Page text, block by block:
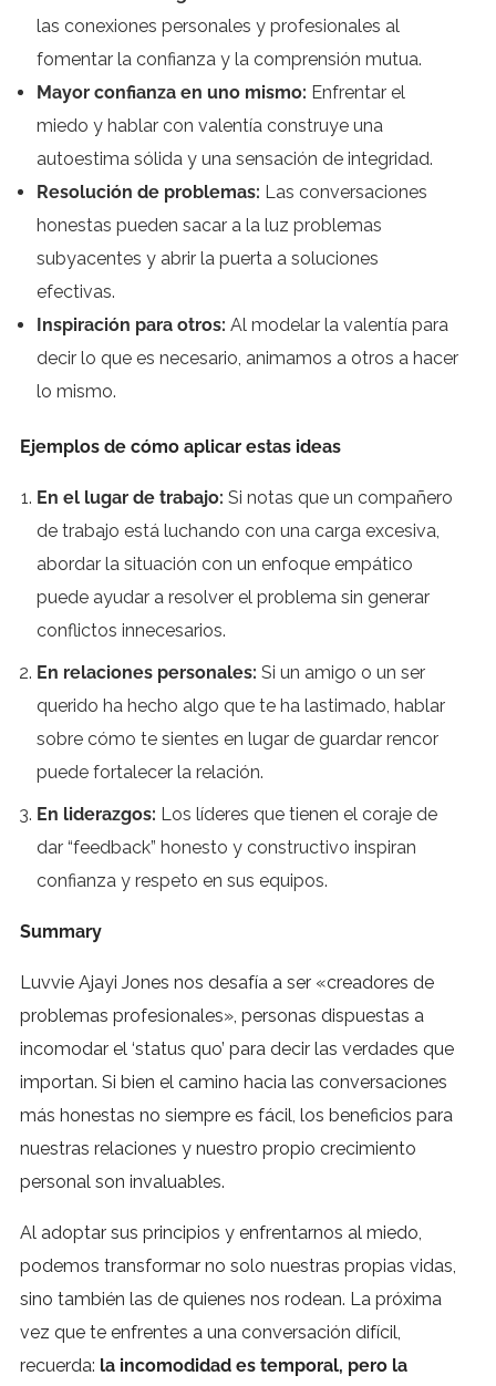
las conexiones personales y profesionales al
fomentar la confianza y la comprensión mutua.
Mayor confianza en uno mismo: Enfrentar el
miedo y hablar con valentía construye una
autoestima sólida y una sensación de integridad.
Resolución de problemas: Las conversaciones
honestas pueden sacar a la luz problemas
subyacentes y abrir la puerta a soluciones
efectivas.
Inspiración para otros: Al modelar la valentía para
decir lo que es necesario, animamos a otros a hacer
lo mismo.
Ejemplos de cómo aplicar estas ideas
En el lugar de trabajo: Si notas que un compañero
de trabajo está luchando con una carga excesiva,
abordar la situación con un enfoque empático
puede ayudar a resolver el problema sin generar
conflictos innecesarios.
En relaciones personales: Si un amigo o un ser
querido ha hecho algo que te ha lastimado, hablar
sobre cómo te sientes en lugar de guardar rencor
puede fortalecer la relación.
En liderazgos: Los líderes que tienen el coraje de
dar “feedback” honesto y constructivo inspiran
confianza y respeto en sus equipos.
Summary
Luvvie Ajayi Jones nos desafía a ser «creadores de
problemas profesionales», personas dispuestas a
incomodar el ‘status quo’ para decir las verdades que
importan. Si bien el camino hacia las conversaciones
más honestas no siempre es fácil, los beneficios para
nuestras relaciones y nuestro propio crecimiento
personal son invaluables.
Al adoptar sus principios y enfrentarnos al miedo,
podemos transformar no solo nuestras propias vidas,
sino también las de quienes nos rodean. La próxima
vez que te enfrentes a una conversación difícil,
recuerda: la incomodidad es temporal, pero la